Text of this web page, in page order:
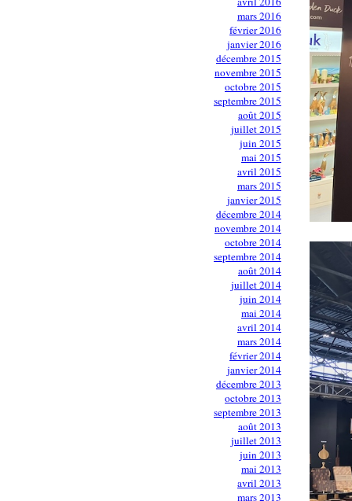
mars 2016
février 2016
janvier 2016
décembre 2015
novembre 2015
octobre 2015
septembre 2015
août 2015
juillet 2015
juin 2015
mai 2015
avril 2015
mars 2015
janvier 2015
décembre 2014
novembre 2014
octobre 2014
septembre 2014
août 2014
juillet 2014
juin 2014
mai 2014
avril 2014
mars 2014
février 2014
janvier 2014
décembre 2013
octobre 2013
septembre 2013
août 2013
juillet 2013
juin 2013
mai 2013
avril 2013
mars 2013